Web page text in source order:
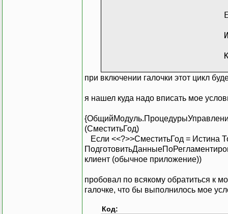
при включении галочки этот цикл
я нашел куда надо вписать мое
(СместитьГод)
Если <<?>>СместитьГод = Истина
клиент (обычное приложение))
пробовал по всякому обратиться к
галочке, что бы выполнилось мое
Код: